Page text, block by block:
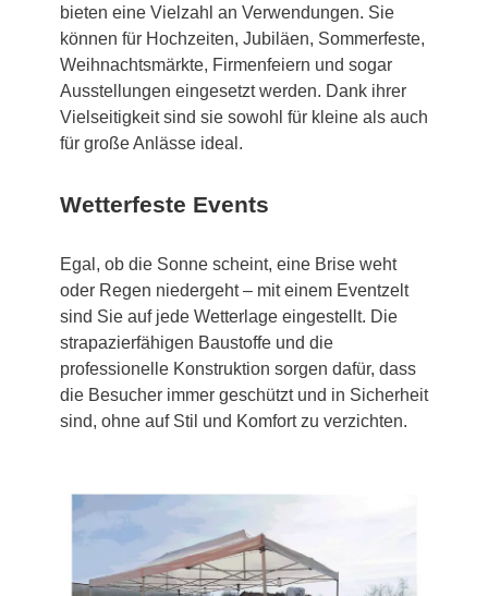
bieten eine Vielzahl an Verwendungen. Sie
können für Hochzeiten, Jubiläen, Sommerfeste,
Weihnachtsmärkte, Firmenfeiern und sogar
Ausstellungen eingesetzt werden. Dank ihrer
Vielseitigkeit sind sie sowohl für kleine als auch
für große Anlässe ideal.
Wetterfeste Events
Egal, ob die Sonne scheint, eine Brise weht
oder Regen niedergeht – mit einem Eventzelt
sind Sie auf jede Wetterlage eingestellt. Die
strapazierfähigen Baustoffe und die
professionelle Konstruktion sorgen dafür, dass
die Besucher immer geschützt und in Sicherheit
sind, ohne auf Stil und Komfort zu verzichten.